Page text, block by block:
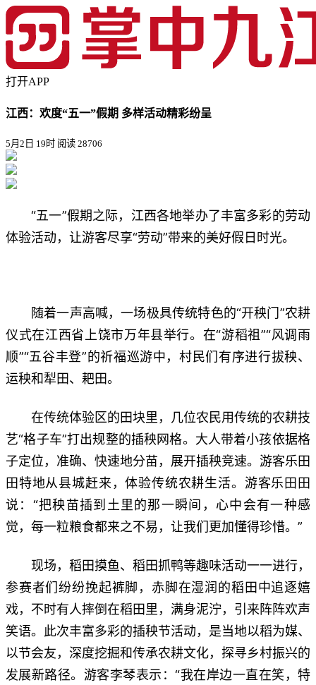
打开APP
江西：欢度“五一”假期 多样活动精彩纷呈
5月2日 19时 阅读 28706
“五一”假期之际，江西各地举办了丰富多彩的劳动
体验活动，让游客尽享“劳动”带来的美好假日时光。
随着一声高喊，一场极具传统特色的“开秧门”农耕
仪式在江西省上饶市万年县举行。在“游稻祖”“风调雨
顺”“五谷丰登”的祈福巡游中，村民们有序进行拔秧、
运秧和犁田、耙田。
在传统体验区的田块里，几位农民用传统的农耕技
艺“格子车”打出规整的插秧网格。大人带着小孩依据格
子定位，准确、快速地分苗，展开插秧竞速。游客乐田
田特地从县城赶来，体验传统农耕生活。游客乐田田
说：“把秧苗插到土里的那一瞬间，心中会有一种感
觉，每一粒粮食都来之不易，让我们更加懂得珍惜。”
现场，稻田摸鱼、稻田抓鸭等趣味活动一一进行，
参赛者们纷纷挽起裤脚，赤脚在湿润的稻田中追逐嬉
戏，不时有人摔倒在稻田里，满身泥泞，引来阵阵欢声
笑语。此次丰富多彩的插秧节活动，是当地以稻为媒、
以节会友，深度挖掘和传承农耕文化，探寻乡村振兴的
发展新路径。游客李琴表示：“我在岸边一直在笑，特